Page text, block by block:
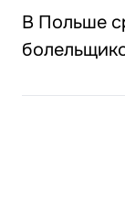
В Польше